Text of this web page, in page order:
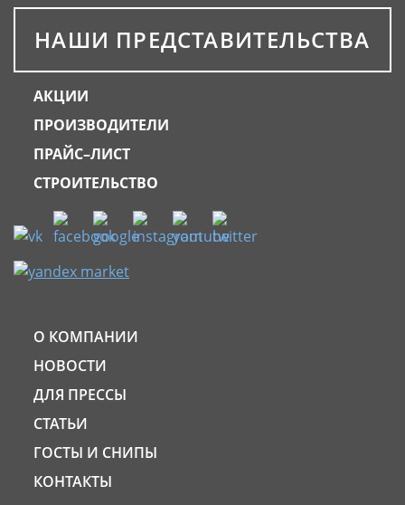
НАШИ ПРЕДСТАВИТЕЛЬСТВА
АКЦИИ
ПРОИЗВОДИТЕЛИ
ПРАЙС–ЛИСТ
СТРОИТЕЛЬСТВО
О КОМПАНИИ
НОВОСТИ
ДЛЯ ПРЕССЫ
СТАТЬИ
ГОСТЫ И СНИПЫ
КОНТАКТЫ